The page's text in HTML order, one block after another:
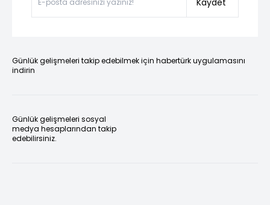
Kaydet
Günlük gelişmeleri takip edebilmek için habertürk uygulamasını
indirin
Günlük gelişmeleri sosyal
medya hesaplarından takip
edebilirsiniz.